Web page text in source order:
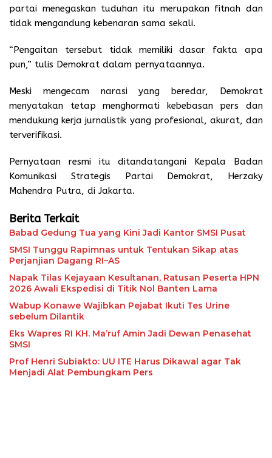
partai menegaskan tuduhan itu merupakan fitnah dan
tidak mengandung kebenaran sama sekali.
“Pengaitan tersebut tidak memiliki dasar fakta apa
pun,” tulis Demokrat dalam pernyataannya.
Meski mengecam narasi yang beredar, Demokrat
menyatakan tetap menghormati kebebasan pers dan
mendukung kerja jurnalistik yang profesional, akurat, dan
terverifikasi.
Pernyataan resmi itu ditandatangani Kepala Badan
Komunikasi Strategis Partai Demokrat, Herzaky
Mahendra Putra, di Jakarta.
Berita Terkait
Babad Gedung Tua yang Kini Jadi Kantor SMSI Pusat
SMSI Tunggu Rapimnas untuk Tentukan Sikap atas
Perjanjian Dagang RI–AS
Napak Tilas Kejayaan Kesultanan, Ratusan Peserta HPN
2026 Awali Ekspedisi di Titik Nol Banten Lama
Wabup Konawe Wajibkan Pejabat Ikuti Tes Urine
sebelum Dilantik
Eks Wapres RI KH. Ma’ruf Amin Jadi Dewan Penasehat
SMSI
Prof Henri Subiakto: UU ITE Harus Dikawal agar Tak
Menjadi Alat Pembungkam Pers